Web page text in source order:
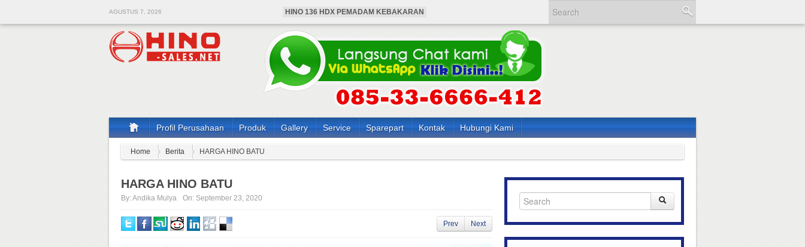
AGUSTUS 7, 2026
HINO 136 HDX PEMADAM KEBAKARAN
BUS HINO 4X4 ANGKUTAN KARYAWAN
HARGA MOBIL HINO PEMADAM KEBAKARAN
HARGA BUS HINO 4X4 ANGKUTAN KARYAWAN
HARGA HINO 136 HDX PEMADAM KEBAKARAN
Profil Perusahaan Produk Gallery Service Sparepart Kontak Hubungi Kami
Home Berita HARGA HINO BATU
HARGA HINO BATU
By:Andika Mulya On: September 23, 2020
Prev Next